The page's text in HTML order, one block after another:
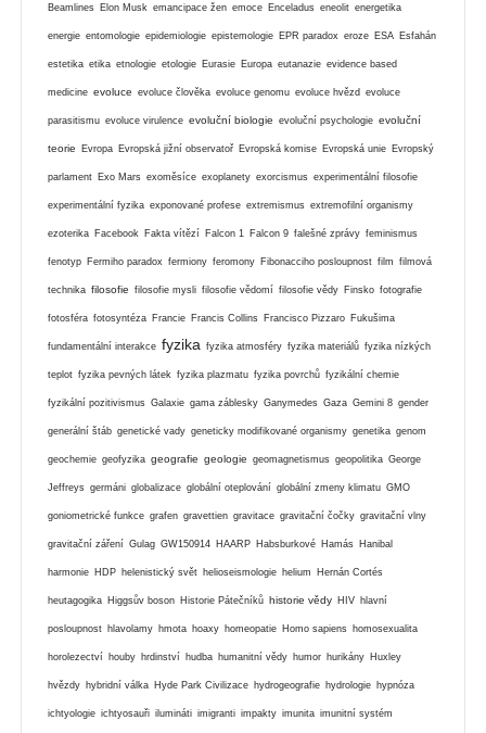
Beamlines Elon Musk emancipace žen emoce Enceladus eneolit energetika
energie entomologie epidemiologie epistemologie EPR paradox eroze ESA Esfahán
estetika etika etnologie etologie Eurasie Europa eutanazie evidence based
medicine evoluce evoluce člověka evoluce genomu evoluce hvězd evoluce
parasitismu evoluce virulence evoluční biologie evoluční psychologie evoluční
teorie Evropa Evropská jižní observatoř Evropská komise Evropská unie Evropský
parlament Exo Mars exoměsíce exoplanety exorcismus experimentální filosofie
experimentální fyzika exponované profese extremismus extremofilní organismy
ezoterika Facebook Fakta vítězí Falcon 1 Falcon 9 falešné zprávy feminismus
fenotyp Fermiho paradox fermiony feromony Fibonacciho posloupnost film filmová
technika filosofie filosofie mysli filosofie vědomí filosofie vědy Finsko fotografie
fotosféra fotosyntéza Francie Francis Collins Francisco Pizzaro Fukušima
fundamentální interakce fyzika fyzika atmosféry fyzika materiálů fyzika nízkých
teplot fyzika pevných látek fyzika plazmatu fyzika povrchů fyzikální chemie
fyzikální pozitivismus Galaxie gama záblesky Ganymedes Gaza Gemini 8 gender
generální štáb genetické vady geneticky modifikované organismy genetika genom
geochemie geofyzika geografie geologie geomagnetismus geopolitika George
Jeffreys germáni globalizace globální oteplování globální zmeny klimatu GMO
goniometrické funkce grafen gravettien gravitace gravitační čočky gravitační vlny
gravitační záření Gulag GW150914 HAARP Habsburkové Hamás Hanibal
harmonie HDP helenistický svět helioseismologie helium Hernán Cortés
heutagogika Higgsův boson Historie Pátečníků historie vědy HIV hlavní
posloupnost hlavolamy hmota hoaxy homeopatie Homo sapiens homosexualita
horolezectví houby hrdinství hudba humanitní vědy humor hurikány Huxley
hvězdy hybridní válka Hyde Park Civilizace hydrogeografie hydrologie hypnóza
ichtyologie ichtyosauři ilumináti imigranti impakty imunita imunitní systém